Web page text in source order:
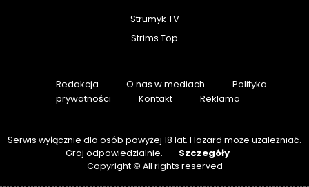
Strumyk TV
Strims Top
Redakcja O nas w mediach
Polityka
prywatności
Kontakt Reklama
Serwis wyłącznie dla osób powyżej 18 lat. Hazard może uzależniać.
Graj odpowiedzialnie.
Szczegóły
Copyright © All rights reserved